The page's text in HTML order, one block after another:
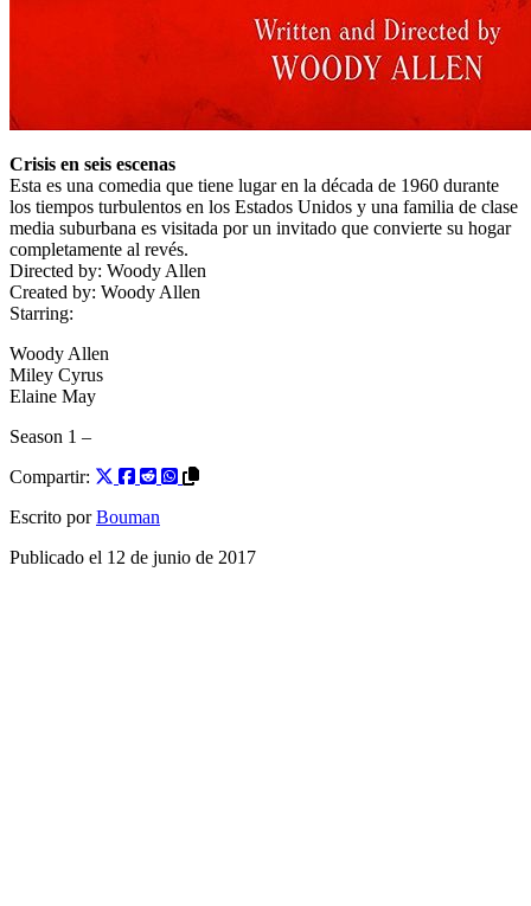
Crisis en seis escenas
Esta es una comedia que tiene lugar en la década de 1960 durante
los tiempos turbulentos en los Estados Unidos y una familia de clase
media suburbana es visitada por un invitado que convierte su hogar
completamente al revés.
Directed by: Woody Allen
Created by: Woody Allen
Starring:
Woody Allen
Miley Cyrus
Elaine May
Season 1 –
Compartir:
Escrito por Bouman
Publicado el 12 de junio de 2017